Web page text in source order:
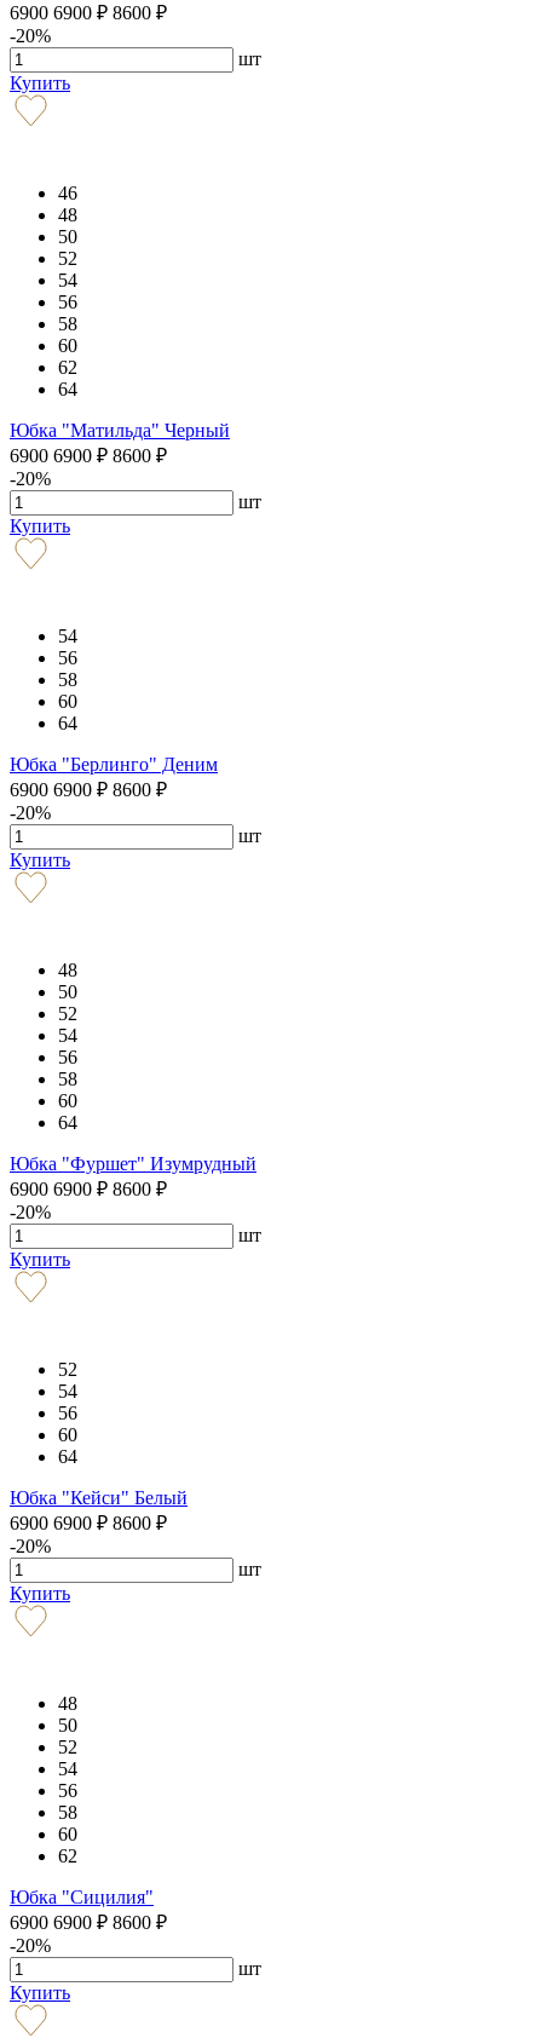
6900 6900 ₽ 8600 ₽
-20%
шт
Купить
46
48
50
52
54
56
58
60
62
64
Юбка "Матильда" Черный
6900 6900 ₽ 8600 ₽
-20%
шт
Купить
54
56
58
60
64
Юбка "Берлинго" Деним
6900 6900 ₽ 8600 ₽
-20%
шт
Купить
48
50
52
54
56
58
60
64
Юбка "Фуршет" Изумрудный
6900 6900 ₽ 8600 ₽
-20%
шт
Купить
52
54
56
60
64
Юбка "Кейси" Белый
6900 6900 ₽ 8600 ₽
-20%
шт
Купить
48
50
52
54
56
58
60
62
Юбка "Сицилия"
6900 6900 ₽ 8600 ₽
-20%
шт
Купить